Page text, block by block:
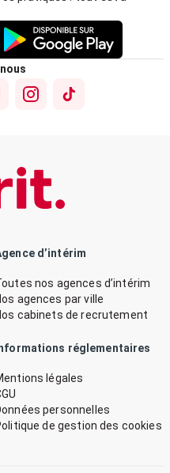
d’intérim
nos agences d’intérim
agences par ville
cabinets de recrutement
réglementaires
légales
personnelles
de gestion des cookies